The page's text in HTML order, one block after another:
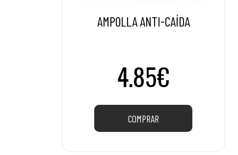
AMPOLLA ANTI-CAÍDA
4.85€
COMPRAR